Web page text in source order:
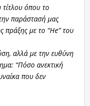
τίτλου όπου το
παράστασή μας
πράξης με το “He” του
αλλά με την ευθύνη
“Πόσο ανεκτική
που δεν